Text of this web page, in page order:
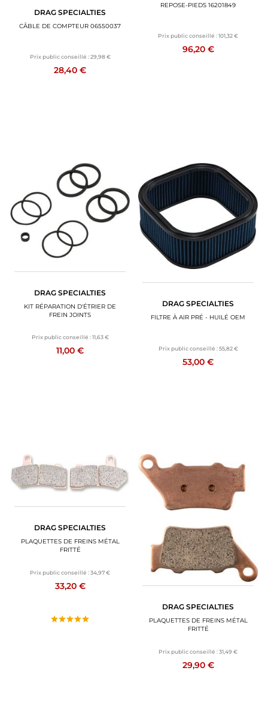
DRAG SPECIALTIES
CÂBLE DE COMPTEUR 06550037
Prix public conseillé : 29,98 €
28,40 €
REPOSE-PIEDS 16201849
Prix public conseillé :101,32 €
96,20 €
DRAG SPECIALTIES
KIT RÉPARATION D'ÉTRIER DE
FREIN JOINTS
Prix public conseillé : 11,63 €
11,00 €
DRAG SPECIALTIES
FILTRE À AIR PRÉ - HUILÉ OEM
Prix public conseillé : 55,82 €
53,00 €
DRAG SPECIALTIES
PLAQUETTES DE FREINS MÉTAL
FRITTÉ
Prix public conseillé :34,97 €
33,20 €
DRAG SPECIALTIES
PLAQUETTES DE FREINS MÉTAL
FRITTÉ
Prix public conseillé :31,49 €
29,90 €